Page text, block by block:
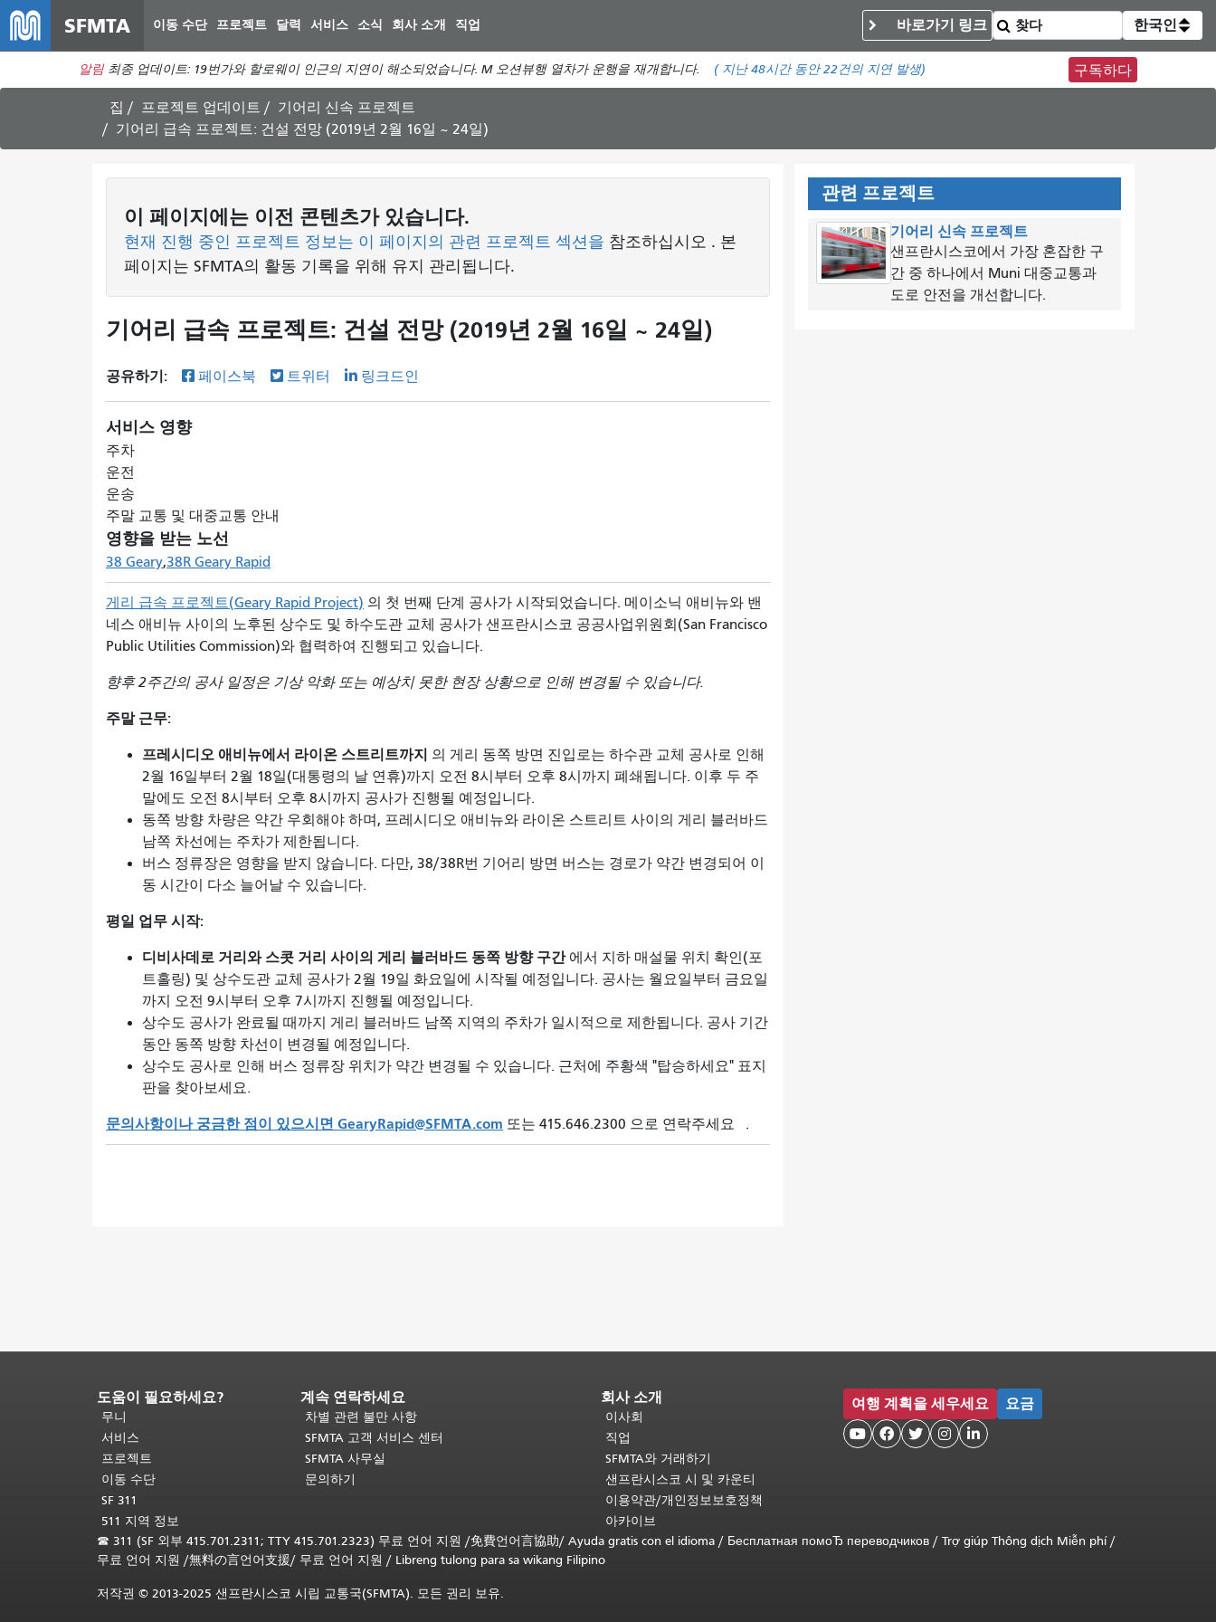
컨
텐
SFMTA 이동 수단 프로젝트 달력 서비스 소식 회사 소개 직업 바로가기 링크 한국인
알림 최종 업데이트: 19번가와 할로웨이 인근의 지연이 해소되었습니다. M 오션뷰행 열차가 운행을 재개합니다. ( 지난 48시간 동안22건의 지연 발생) 구독하다
집 프로젝트 업데이트
기어리 신속 프로젝트
기어리 급속 프로젝트: 건설 전망 (2019년 2월 16일 ~ 24일)
이 페이지에는 이전 콘텐츠가 있습니다.
현재 진행 중인 프로젝트 정보는 이 페이지의 관련 프로젝트 섹션을 참조하십시오 . 본
페이지는 SFMTA의 활동 기록을 위해 유지 관리됩니다.
기어리 급속 프로젝트: 건설 전망 (2019년 2월 16일 ~ 24일)
공유하기: 페이스북 트위터 링크드인
서비스 영향
주차
운전
운송
주말 교통 및 대중교통 안내
영향을 받는 노선
38 Geary 38R Geary Rapid
게리 급속 프로젝트(Geary Rapid Project) 의 첫 번째 단계 공사가 시작되었습니다. 메이소닉 애비뉴와 밴
네스 애비뉴 사이의 노후된 상수도 및 하수도관 교체 공사가 샌프란시스코 공공사업위원회(San Francisco
Public Utilities Commission)와 협력하여 진행되고 있습니다.
향후 2주간의 공사 일정은 기상 악화 또는 예상치 못한 현장 상황으로 인해 변경될 수 있습니다.
주말 근무:
프레시디오 애비뉴에서 라이온 스트리트까지 의 게리 동쪽 방면 진입로는 하수관 교체 공사로 인해
2월 16일부터 2월 18일(대통령의 날 연휴)까지 오전 8시부터 오후 8시까지 폐쇄됩니다. 이후 두 주
말에도 오전 8시부터 오후 8시까지 공사가 진행될 예정입니다.
동쪽 방향 차량은 약간 우회해야 하며, 프레시디오 애비뉴와 라이온 스트리트 사이의 게리 블러바드
남쪽 차선에는 주차가 제한됩니다.
버스 정류장은 영향을 받지 않습니다. 다만, 38/38R번 기어리 방면 버스는 경로가 약간 변경되어 이
동 시간이 다소 늘어날 수 있습니다.
평일 업무 시작:
디비사데로 거리와 스콧 거리 사이의 게리 블러바드 동쪽 방향 구간에서 지하 매설물 위치 확인(포
트홀링) 및 상수도관 교체 공사가 2월 19일 화요일에 시작될 예정입니다. 공사는 월요일부터 금요일
까지 오전 9시부터 오후 7시까지 진행될 예정입니다.
상수도 공사가 완료될 때까지 게리 블러바드 남쪽 지역의 주차가 일시적으로 제한됩니다. 공사 기간
동안 동쪽 방향 차선이 변경될 예정입니다.
상수도 공사로 인해 버스 정류장 위치가 약간 변경될 수 있습니다. 근처에 주황색 "탑승하세요" 표지
판을 찾아보세요.
문의사항이나 궁금한 점이 있으시면 GearyRapid@SFMTA.com 또는 415.646.2300 으로 연락주세요 .
관련 프로젝트
기어리 신속 프로젝트
샌프란시스코에서 가장 혼잡한 구
간 중 하나에서 Muni 대중교통과
도로 안전을 개선합니다.
페
이
지
내
용
끝
다. 이
페
이
도움이 필요하세요?
무니
서비스
프로젝트
이동 수단
SF 311
511 지역 정보
계속 연락하세요
차별 관련 불만 사항
SFMTA 고객 서비스 센터
SFMTA 사무실
문의하기
회사 소개
이사회
직업
SFMTA와 거래하기
샌프란시스코 시 및 카운티
이용약관/개인정보보호정책
아카이브
여행 계획을 세우세요 요금
    
☎ 311 (SF 외부 415.701.2311; TTY 415.701.2323) 무료 언어 지원 /免費언어言協助/ Ayuda gratis con el idioma / Бесплатная помоЂ переводчиков / Trợ giúp Thông dịch Miễn phí/
무료 언어 지원 /無料の言언어支援/ 무료 언어 지원 / Libreng tulong para sa wikang Filipino
저작권 © 2013-2025 샌프란시스코 시립 교통국(SFMTA). 모든 권리 보유.